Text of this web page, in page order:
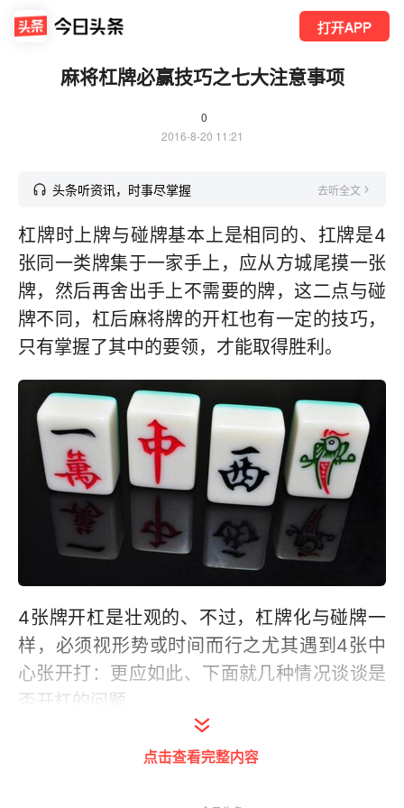
打开APP
麻将杠牌必赢技巧之七大注意事项
0
2016-8-20 11:21
头条听资讯，时事尽掌握 去听全文
杠牌时上牌与碰牌基本上是相同的、扛牌是4
张同一类牌集于一家手上，应从方城尾摸一张
牌，然后再舍出手上不需要的牌，这二点与碰
牌不同，杠后麻将牌的开杠也有一定的技巧，
只有掌握了其中的要领，才能取得胜利。
4张牌开杠是壮观的、不过，杠牌化与碰牌一
样，必须视形势或时间而行之尤其遇到4张中
心张开打：更应如此、下面就几种情况谈谈是
否开杠的问题。
一：是当下家打出一张与自己暗坎相同的牌
点击查看完整内容